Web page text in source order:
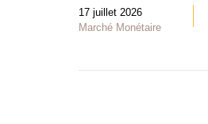
17 juillet 2026
Marché Monétaire